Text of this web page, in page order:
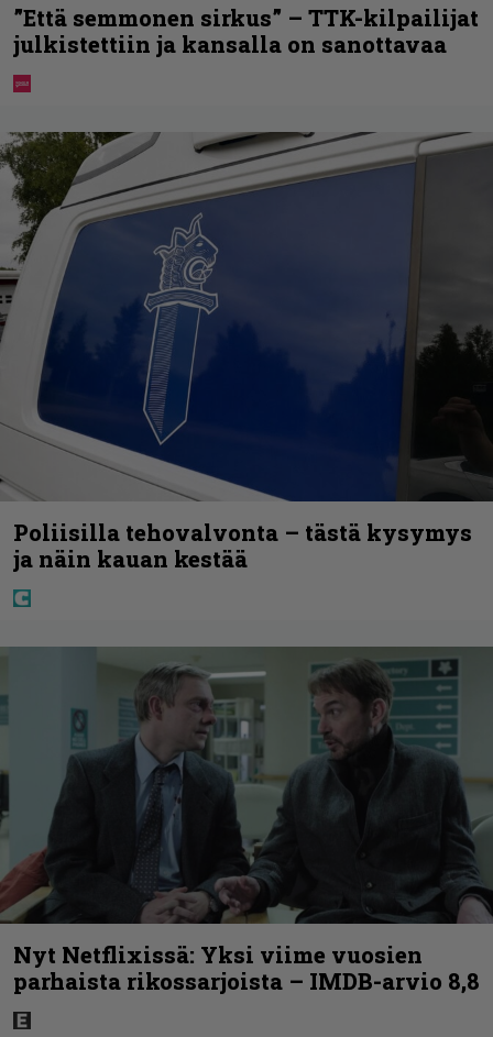
”Että semmonen sirkus” – TTK-kilpailijat
julkistettiin ja kansalla on sanottavaa
Poliisilla tehovalvonta – tästä kysymys
ja näin kauan kestää
Nyt Netflixissä: Yksi viime vuosien
parhaista rikossarjoista – IMDB-arvio 8,8